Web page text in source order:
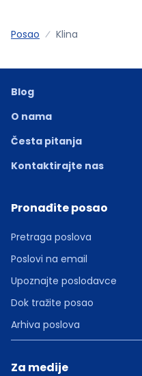
Posao Klina
Blog
O nama
Česta pitanja
Kontaktirajte nas
Pronađite posao
Pretraga poslova
Poslovi na email
Upoznajte poslodavce
Dok tražite posao
Arhiva poslova
Za medije